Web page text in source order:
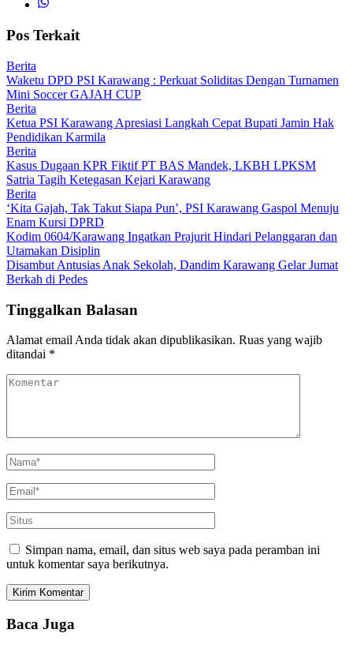
Pos Terkait
Berita
Waketu DPD PSI Karawang : Perkuat Soliditas Dengan Turnamen
Mini Soccer GAJAH CUP
Berita
Ketua PSI Karawang Apresiasi Langkah Cepat Bupati Jamin Hak
Pendidikan Karmila
Berita
Kasus Dugaan KPR Fiktif PT BAS Mandek, LKBH LPKSM
Satria Tagih Ketegasan Kejari Karawang
Berita
‘Kita Gajah, Tak Takut Siapa Pun’, PSI Karawang Gaspol Menuju
Enam Kursi DPRD
Kodim 0604/Karawang Ingatkan Prajurit Hindari Pelanggaran dan
Utamakan Disiplin
Disambut Antusias Anak Sekolah, Dandim Karawang Gelar Jumat
Berkah di Pedes
Tinggalkan Balasan
Alamat email Anda tidak akan dipublikasikan. Ruas yang wajib
ditandai *
Simpan nama, email, dan situs web saya pada peramban ini
untuk komentar saya berikutnya.
Baca Juga